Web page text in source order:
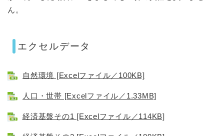
ん。
エクセルデータ
自然環境 [Excelファイル／100KB]
人口・世帯 [Excelファイル／1.33MB]
経済基盤その1 [Excelファイル／114KB]